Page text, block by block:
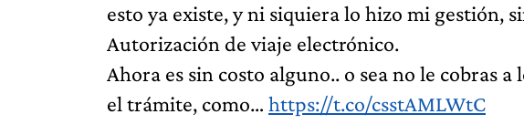
esto ya existe, y ni siquiera lo hizo mi gestión,
Autorización de viaje electrónico.
Ahora es sin costo alguno.. o sea no le cobras
el trámite, como… https://t.co/csstAMLWtC